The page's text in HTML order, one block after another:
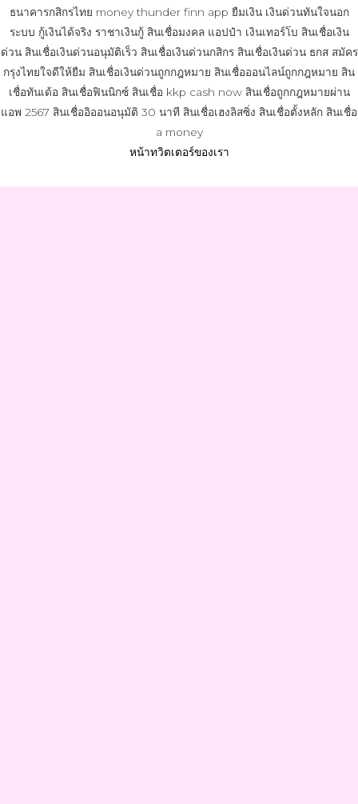
ธนาคารกสิกรไทย money thunder finn app ยืมเงิน เงินด่วนทันใจนอก
ระบบ กู้เงินได้จริง ราชาเงินกู้ สินเชื่อมงคล แอปป๋า เงินเทอร์โบ สินเชื่อเงิน
ด่วน สินเชื่อเงินด่วนอนุมัติเร็ว สินเชื่อเงินด่วนกสิกร สินเชื่อเงินด่วน ธกส สมัคร
กรุงไทยใจดีให้ยืม สินเชื่อเงินด่วนถูกกฎหมาย สินเชื่อออนไลน์ถูกกฎหมาย สิน
เชื่อทันเด้อ สินเชื่อฟินนิกซ์ สินเชื่อ kkp cash now สินเชื่อถูกกฎหมายผ่าน
แอพ 2567 สินเชื่ออิออนอนุมัติ 30 นาที สินเชื่อเฮงลิสซิ่ง สินเชื่อตั้งหลัก สินเชื่อ
a money
หน้าทวิตเตอร์ของเรา